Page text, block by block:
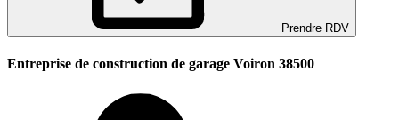
Prendre RDV
Entreprise de construction de garage Voiron 38500